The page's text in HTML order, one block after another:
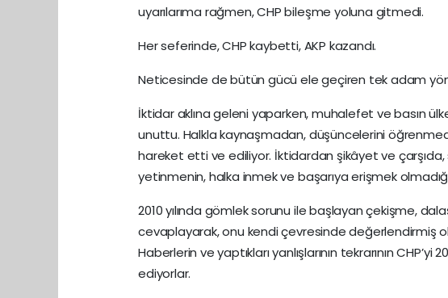
uyarılarıma rağmen, CHP bileşme yoluna gitmedi.
Her seferinde, CHP kaybetti, AKP kazandı.
Neticesinde de bütün gücü ele geçiren tek adam
İktidar aklına geleni yaparken, muhalefet ve basın
unuttu. Halkla kaynaşmadan, düşüncelerini
hareket etti ve ediliyor. İktidardan şikâyet ve
yetinmenin, halka inmek ve başarıya erişmek
2010 yılında gömlek sorunu ile başlayan çekişme,
cevaplayarak, onu kendi çevresinde değerlendirmiş
Haberlerin ve yaptıkları yanlışlarının tekrarının
ediyorlar.